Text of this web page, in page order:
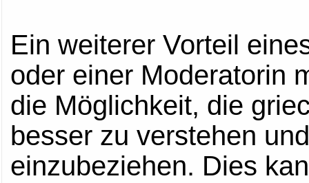
Ein weiterer Vorteil
oder einer Moderatorin
die Möglichkeit, die
besser zu verstehen
einzubeziehen. Dies